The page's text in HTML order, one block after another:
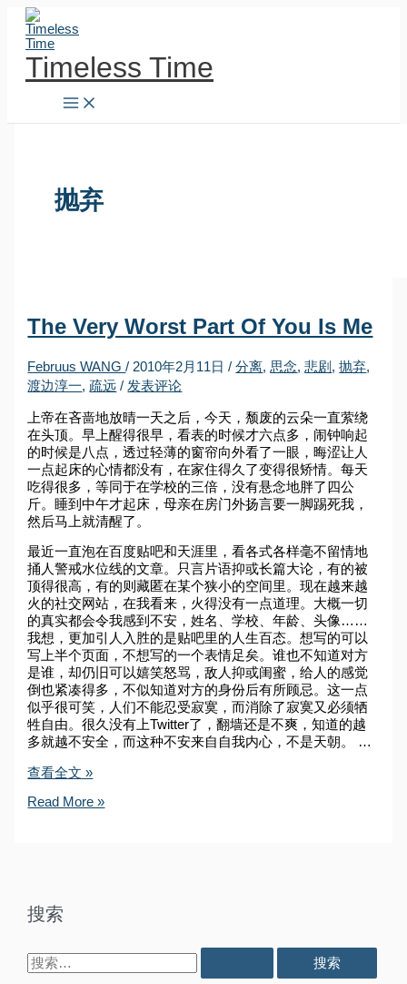
Timeless Time
抛弃
The Very Worst Part Of You Is Me
Februus WANG/ 2010年2月11日/分离, 思念,悲剧 ,抛弃,
渡边淳一, 疏远 / 发表评论
上帝在吝啬地放晴一天之后，今天，颓废的云朵一直萦绕
在头顶。早上醒得很早，看表的时候才六点多，闹钟响起
的时候是八点，透过轻薄的窗帘向外看了一眼，晦涩让人
一点起床的心情都没有，在家住得久了变得很矫情。每天
吃得很多，等同于在学校的三倍，没有悬念地胖了四公
斤。睡到中午才起床，母亲在房门外扬言要一脚踢死我，
然后马上就清醒了。
最近一直泡在百度贴吧和天涯里，看各式各样毫不留情地
捅人警戒水位线的文章。只言片语抑或长篇大论，有的被
顶得很高，有的则藏匿在某个狭小的空间里。现在越来越
火的社交网站，在我看来，火得没有一点道理。大概一切
的真实都会令我感到不安，姓名、学校、年龄、头像……
我想，更加引人入胜的是贴吧里的人生百态。想写的可以
写上半个页面，不想写的一个表情足矣。谁也不知道对方
是谁，却仍旧可以嬉笑怒骂，敌人抑或闺蜜，给人的感觉
倒也紧凑得多，不似知道对方的身份后有所顾忌。这一点
似乎很可笑，人们不能忍受寂寞，而消除了寂寞又必须牺
牲自由。很久没有上Twitter了，翻墙还是不爽，知道的越
多就越不安全，而这种不安来自自我内心，不是天朝。 …
The
Worst
查看全文 »
The
Me
Read More »
搜索
搜